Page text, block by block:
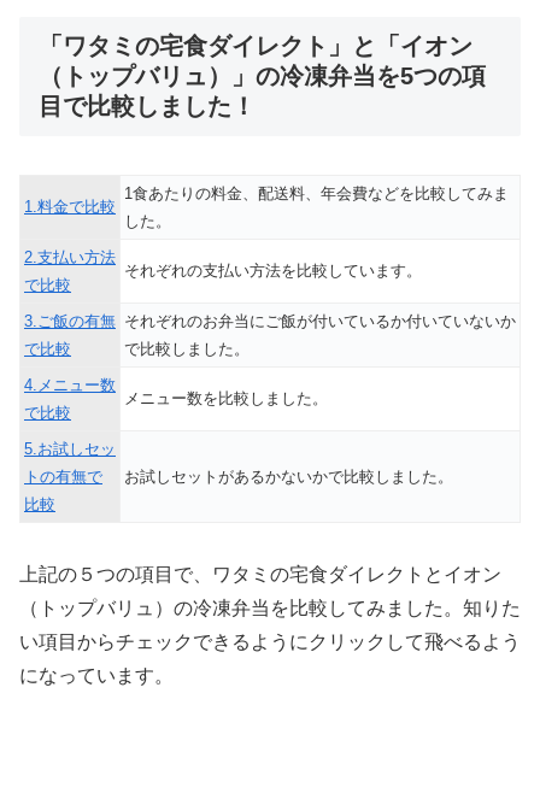
「ワタミの宅食ダイレクト」と「イオン
（トップバリュ）」の冷凍弁当を5つの項
目で比較しました！
1.料金で比較
1食あたりの料金、配送料、年会費などを比較してみま
した。
2.支払い方法
で比較
それぞれの支払い方法を比較しています。
3.ご飯の有無
で比較
それぞれのお弁当にご飯が付いているか付いていないか
で比較しました。
4.メニュー数
で比較
メニュー数を比較しました。
5.お試しセッ
トの有無で
比較
お試しセットがあるかないかで比較しました。
上記の５つの項目で、ワタミの宅食ダイレクトとイオン
（トップバリュ）の冷凍弁当を比較してみました。知りた
い項目からチェックできるようにクリックして飛べるよう
になっています。